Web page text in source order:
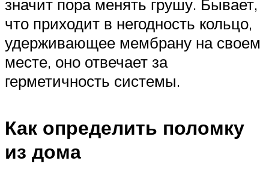
значит пора менять грушу. Бывает,
что приходит в негодность кольцо,
удерживающее мембрану на своем
месте, оно отвечает за
герметичность системы.
Как определить поломку
из дома